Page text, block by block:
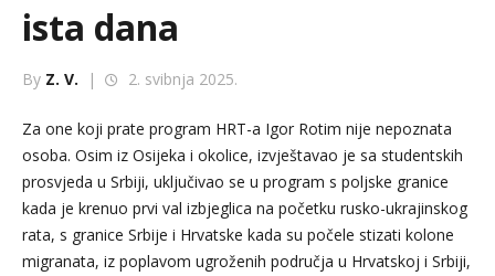
ista dana
By Z. V. | 2. svibnja 2025.
Za one koji prate program HRT-a Igor Rotim nije nepoznata
osoba. Osim iz Osijeka i okolice, izvještavao je sa studentskih
prosvjeda u Srbiji, uključivao se u program s poljske granice
kada je krenuo prvi val izbjeglica na početku rusko-ukrajinskog
rata, s granice Srbije i Hrvatske kada su počele stizati kolone
migranata, iz poplavom ugroženih područja u Hrvatskoj i Srbiji,